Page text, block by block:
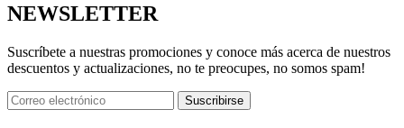
NEWSLETTER
Suscríbete a nuestras promociones y conoce más acerca de nuestros
descuentos y actualizaciones, no te preocupes, no somos spam!
Suscribirse